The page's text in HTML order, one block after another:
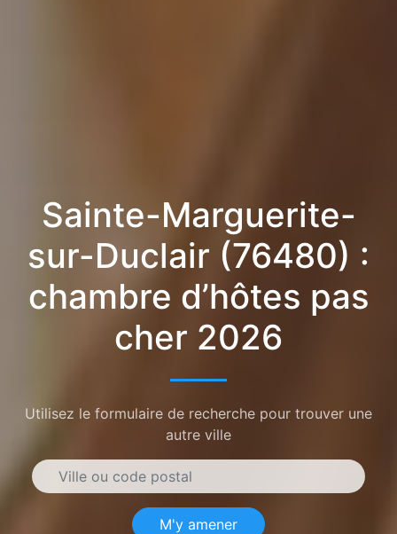
Sainte-Marguerite-
sur-Duclair (76480) :
chambre d’hôtes pas
cher 2026
Utilisez le formulaire de recherche pour trouver une
autre ville
M'y amener